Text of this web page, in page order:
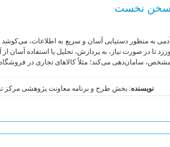
سخن نخست
آدمی به منظور دستیابی آسان و سریع به اطلاعات،
ورزد تا در صورت نیاز، به پردازش، تحلیل یا استفاده آسان از
سامان‌دهی می‌کند؛ مثلاً کالاهای تجاری در
نویسنده: بخش طرح و برنامه معاونت پژوهشی مرکز